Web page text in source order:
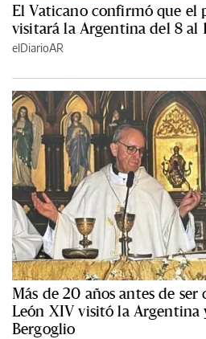
El Vaticano confirmó que el
visitará la Argentina del 8 al
elDiarioAR
Más de 20 años antes de ser
León XIV visitó la Argentina
Bergoglio